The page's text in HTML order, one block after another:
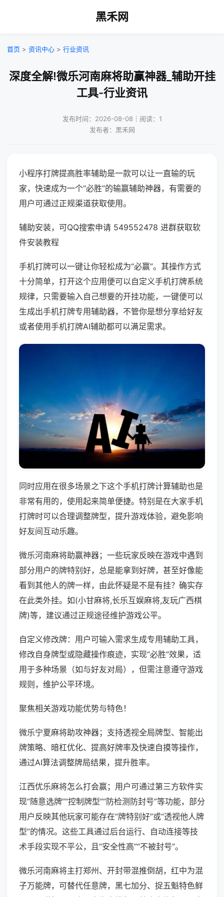
黑禾网
首页 > 资讯中心 > 行业资讯
深度全解!微乐河南麻将助赢神器_辅助开挂
工具-行业资讯
发布时间：2026-08-08｜阅读：1
发布者：黑禾网
小程序打牌提高胜率辅助是一款可以让一直输的玩
家，快速成为一个“必胜”的输赢辅助神器，有需要的
用户可通过正规渠道获取使用。
辅助安装，可QQ搜索申请 549552478 进群获取软
件安装教程
手机打牌可以一键让你轻松成为“必赢”。其操作方式
十分简单，打开这个应用便可以自定义手机打牌系统
规律，只需要输入自己想要的开挂功能，一键便可以
生成出手机打牌专用辅助器，不管你是想分享给好友
或者使用手机打牌AI辅助都可以满足需求。
同时应用在很多场景之下这个手机打牌计算辅助也是
非常有用的，使用起来简单便捷。特别是在大家手机
打牌时可以合理调整牌型，提升游戏体验，避免影响
好友间互动乐趣。
微乐河南麻将助赢神器；一些玩家反映在游戏中遇到
部分用户的牌特别好，总是能拿到好牌，甚至好像能
看到其他人的牌一样，由此怀疑是不是有挂？确实存
在此类外挂。如(小甘麻将,长乐互娱麻将,友玩广西棋
牌)等，建议通过正规途径维护游戏公平。
自定义修改牌：用户可输入需求生成专用辅助工具，
修改自身牌型或隐藏操作痕迹，实现“必胜”效果，适
用于多种场景（如与好友对局），但需注意遵守游戏
规则，维护公平环境。
聚焦相关游戏功能优势与特色！
微乐宁夏麻将助攻神器；支持透视全局牌型、智能出
牌策略、暗杠优化、提高好牌率及快速自摸等操作，
通过AI算法调整牌局结果，提升胜率。
江西优乐麻将怎么打会赢；用户可通过第三方软件实
现“随意选牌”“控制牌型”“防检测防封号”等功能，部分
用户反映其他玩家可能存在“牌特别好”或“透视他人牌
型”的情况。这些工具通过后台运行、自动连接等技
术手段实现不平公，且“安全性高”“不被封号”。
微乐河南麻将主打郑州、开封带混推倒胡，红中为混
子万能牌，可替代任意牌，黑七加分、捉五魁特色鲜